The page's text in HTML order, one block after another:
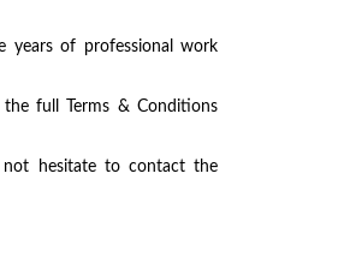
years of professional work
full Terms & Conditions
not hesitate to contact the